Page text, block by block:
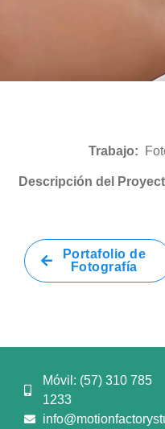
Trabajo:
Descripción del
Portafolio de
Fotografía
Móvil: (57) 310 785
1233